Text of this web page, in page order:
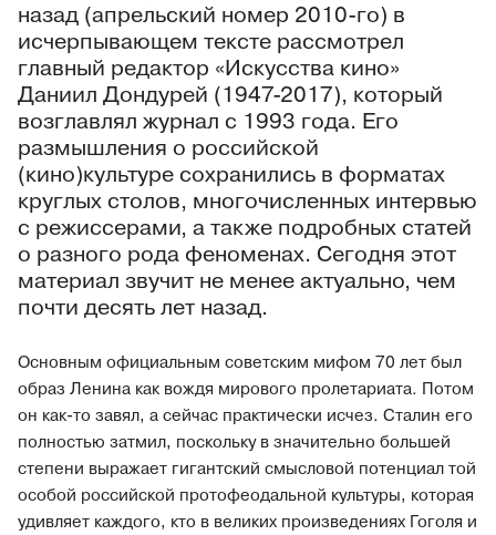
назад (апрельский номер 2010-го) в
исчерпывающем тексте рассмотрел
главный редактор «Искусства кино»
Даниил Дондурей (1947-2017), который
возглавлял журнал с 1993 года. Его
размышления о российской
(кино)культуре сохранились в форматах
круглых столов, многочисленных интервью
с режиссерами, а также подробных статей
о разного рода феноменах. Сегодня этот
материал звучит не менее актуально, чем
почти десять лет назад.
Основным официальным советским мифом 70 лет был
образ Ленина как вождя мирового пролетариата. Потом
он как-то завял, а сейчас практически исчез. Сталин его
полностью затмил, поскольку в значительно большей
степени выражает гигантский смысловой потенциал той
особой российской протофеодальной культуры, которая
удивляет каждого, кто в великих произведениях Гоголя и